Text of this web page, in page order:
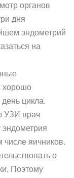
органов
дня
эндометрий
на
хорошо
цикла.
УЗИ врач
эндометрия
числе яичников.
о
Поэтому